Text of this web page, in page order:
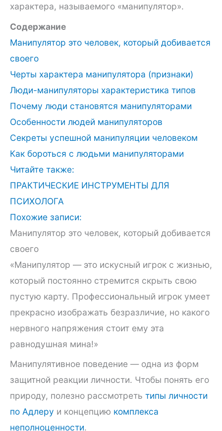
характера, называемого «манипулятор».
Содержание
Манипулятор это человек, который добивается
своего
Черты характера манипулятора (признаки)
Люди-манипуляторы характеристика типов
Почему люди становятся манипуляторами
Особенности людей манипуляторов
Секреты успешной манипуляции человеком
Как бороться с людьми манипуляторами
Читайте также:
ПРАКТИЧЕСКИЕ ИНСТРУМЕНТЫ ДЛЯ
ПСИХОЛОГА
Похожие записи:
Манипулятор это человек, который добивается
своего
«Манипулятор — это искусный игрок с жизнью,
который постоянно стремится скрыть свою
пустую карту. Профессиональный игрок умеет
прекрасно изображать безразличие, но какого
нервного напряжения стоит ему эта
равнодушная мина!»
Манипулятивное поведение — одна из форм
защитной реакции личности. Чтобы понять его
природу, полезно рассмотреть типы личности
по Адлеру и концепцию комплекса
неполноценности.